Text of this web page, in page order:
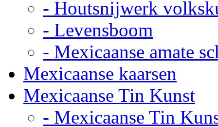
- Houtsnijwerk
- Levensboom
- Mexicaanse amate
Mexicaanse kaarsen
Mexicaanse Tin Kunst
- Mexicaanse Tin